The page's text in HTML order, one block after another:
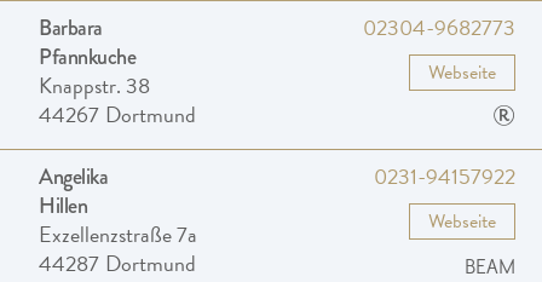
Barbara
Pfannkuche
Knappstr. 38
44267 Dortmund
02304-9682773
Webseite
®
Angelika
Hillen
Exzellenzstraße 7a
44287 Dortmund
0231-94157922
Webseite
BEAM